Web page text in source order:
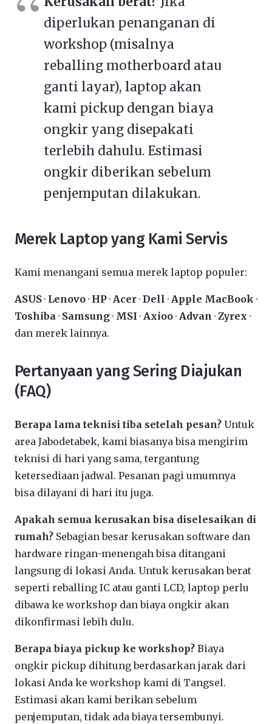
diperlukan penanganan di
workshop (misalnya
reballing motherboard atau
ganti layar), laptop akan
kami pickup dengan biaya
ongkir yang disepakati
terlebih dahulu. Estimasi
ongkir diberikan sebelum
penjemputan dilakukan.
Merek Laptop yang Kami Servis
Kami menangani semua merek laptop populer:
ASUS · Lenovo · HP · Acer · Dell · Apple MacBook ·
Toshiba · Samsung · MSI · Axioo · Advan · Zyrex ·
dan merek lainnya.
Pertanyaan yang Sering Diajukan
(FAQ)
Berapa lama teknisi tiba setelah pesan? Untuk
area Jabodetabek, kami biasanya bisa mengirim
teknisi di hari yang sama, tergantung
ketersediaan jadwal. Pesanan pagi umumnya
bisa dilayani di hari itu juga.
Apakah semua kerusakan bisa diselesaikan di
rumah? Sebagian besar kerusakan software dan
hardware ringan-menengah bisa ditangani
langsung di lokasi Anda. Untuk kerusakan berat
seperti reballing IC atau ganti LCD, laptop perlu
dibawa ke workshop dan biaya ongkir akan
dikonfirmasi lebih dulu.
Berapa biaya pickup ke workshop? Biaya
ongkir pickup dihitung berdasarkan jarak dari
lokasi Anda ke workshop kami di Tangsel.
Estimasi akan kami berikan sebelum
penjemputan, tidak ada biaya tersembunyi.